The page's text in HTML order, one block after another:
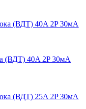
(ВДТ) 40A 2P 30мА